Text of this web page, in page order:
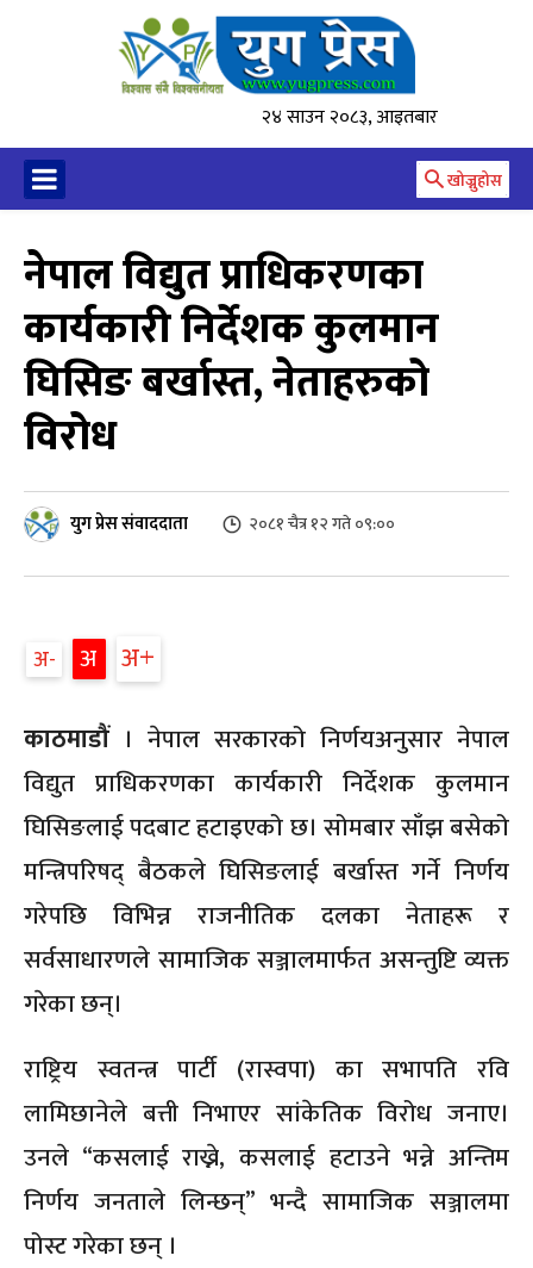
२४ साउन २०८३, आइतबार
खोज्नुहोस
नेपाल विद्युत प्राधिकरणका
कार्यकारी निर्देशक कुलमान
घिसिङ बर्खास्त, नेताहरुको
विरोध
युग प्रेस संवाददाता २०८१ चैत्र १२ गते ०९:००
अ अ अ
काठमाडौं। नेपाल सरकारको निर्णयअनुसार नेपाल
विद्युत प्राधिकरणका कार्यकारी निर्देशक कुलमान
घिसिङलाई पदबाट हटाइएको छ। सोमबार साँझ बसेको
मन्त्रिपरिषद् बैठकले घिसिङलाई बर्खास्त गर्ने निर्णय
गरेपछि विभिन्न राजनीतिक दलका नेताहरू र
सर्वसाधारणले सामाजिक सञ्जालमार्फत असन्तुष्टि व्यक्त
गरेका छन्।
राष्ट्रिय स्वतन्त्र पार्टी (रास्वपा) का सभापति रवि
लामिछानेले बत्ती निभाएर सांकेतिक विरोध जनाए।
उनले “कसलाई राख्ने, कसलाई हटाउने भन्ने अन्तिम
निर्णय जनताले लिन्छन्” भन्दै सामाजिक सञ्जालमा
पोस्ट गरेका छन् ।